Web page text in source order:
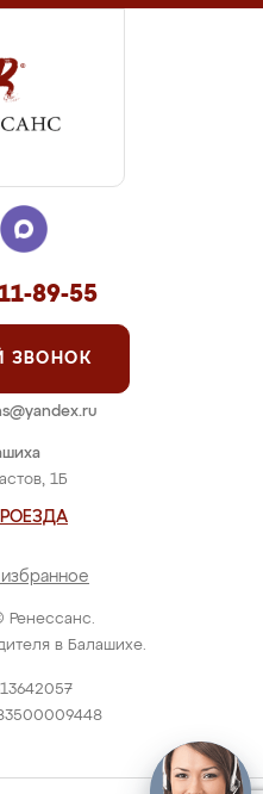
Ренессанс.
в Балашихе.
1Б
89-55
ЗВОНОК